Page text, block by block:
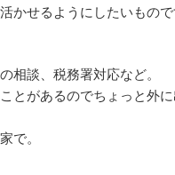
かせるようにしたいもので
相談、税務署対応など。
とがあるのでちょっと外
で。